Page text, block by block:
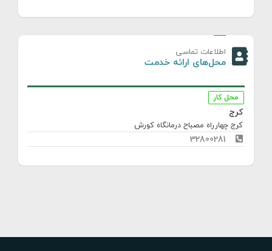
اطلاعات تماسی
محل‌های ارائه خدمت
محل کار
کرج
کرج چهارراه مصباح درمانگاه کورش
32800281